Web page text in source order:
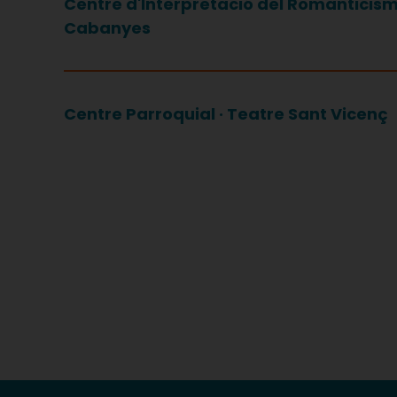
Cabanyes
Centre Parroquial · Teatre Sant Vicenç